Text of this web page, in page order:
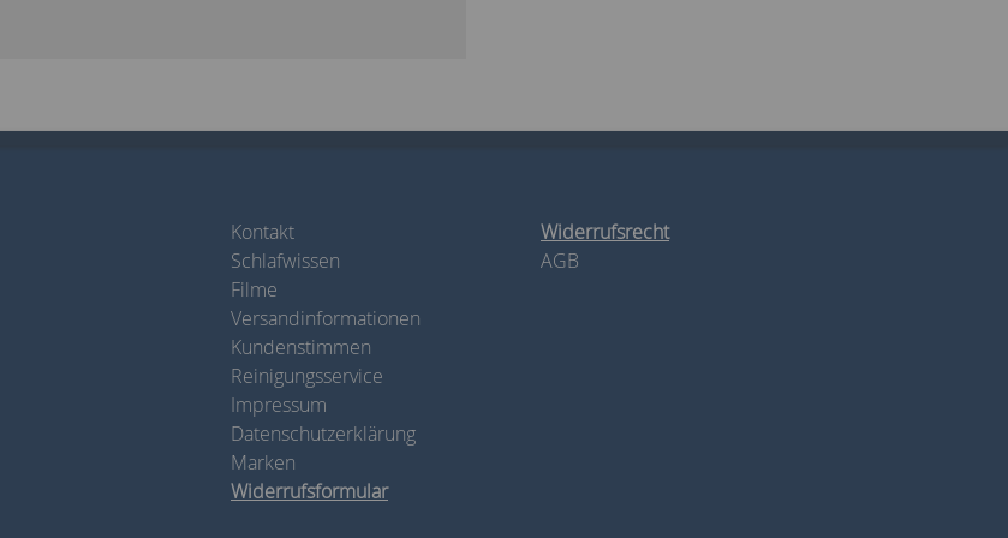
Kontakt
Schlafwissen
Filme
Versandinformationen
Kundenstimmen
Reinigungsservice
Impressum
Datenschutzerklärung
Marken
Widerrufsformular
Widerrufsrecht
AGB